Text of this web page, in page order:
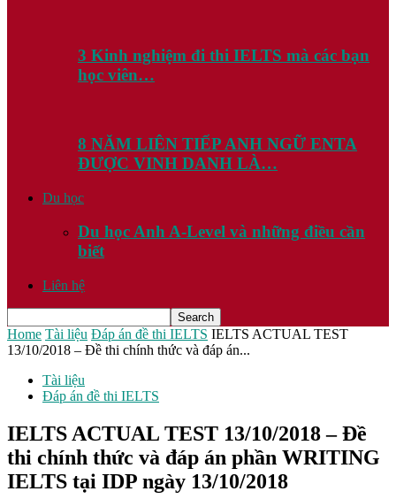
3 Kinh nghiệm đi thi IELTS mà các bạn
học viên…
8 NĂM LIÊN TIẾP ANH NGỮ ENTA
ĐƯỢC VINH DANH LÀ…
Du học
Du học Anh A-Level và những điều cần
biết
Liên hệ
Home Tài liệu Đáp án đề thi IELTS IELTS ACTUAL TEST
13/10/2018 – Đề thi chính thức và đáp án...
Tài liệu
Đáp án đề thi IELTS
IELTS ACTUAL TEST 13/10/2018 – Đề
thi chính thức và đáp án phần WRITING
IELTS tại IDP ngày 13/10/2018